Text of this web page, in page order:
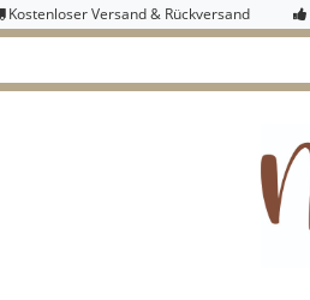
Kostenloser Versand & Rückversand